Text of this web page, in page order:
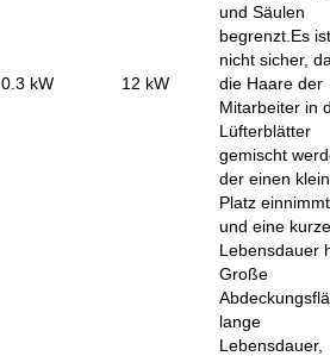
0.3 kW 12 kW
und Säulen
begrenzt.Es ist
nicht sicher,
die Haare der
Mitarbeiter in
Lüfterblätter
gemischt
der einen
Platz einnimmt
und eine kurze
Lebensdauer
Große
lange
Lebensdauer,